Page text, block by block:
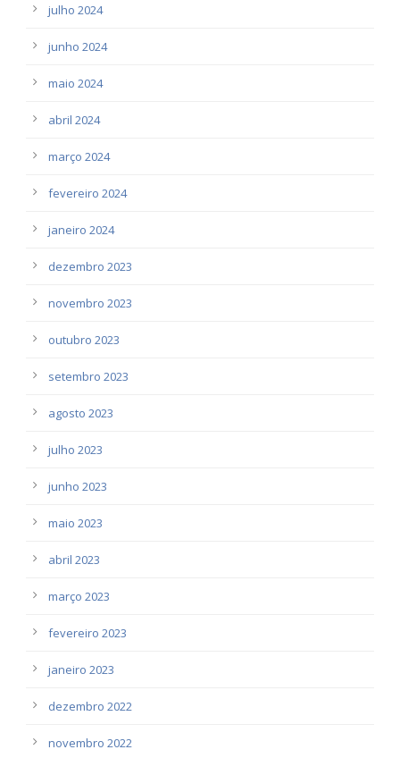
julho 2024
junho 2024
maio 2024
abril 2024
março 2024
fevereiro 2024
janeiro 2024
dezembro 2023
novembro 2023
outubro 2023
setembro 2023
agosto 2023
julho 2023
junho 2023
maio 2023
abril 2023
março 2023
fevereiro 2023
janeiro 2023
dezembro 2022
novembro 2022